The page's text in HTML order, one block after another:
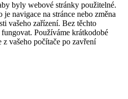
byly webové stránky použitelné.
navigace na stránce nebo změna
vašeho zařízení. Bez těchto
Používáme krátkodobé
vašeho počítače po zavření